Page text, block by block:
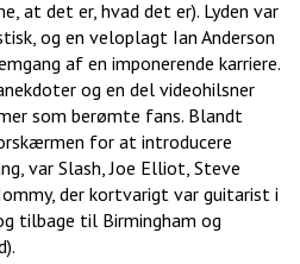
at det er, hvad det er). Lyden var
og en veloplagt Ian Anderson
af en imponerende karriere.
og en del videohilsner
som berømte fans. Blandt
for at introducere
var Slash, Joe Elliot, Steve
der kortvarigt var guitarist i
tilbage til Birmingham og